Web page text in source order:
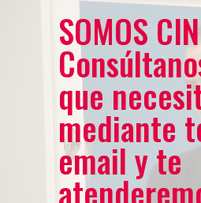
SOMOS
que
mediante
email y te